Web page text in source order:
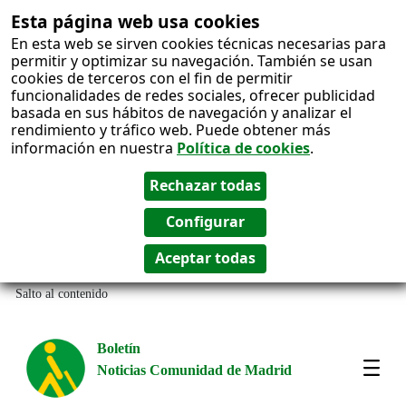
Esta página web usa cookies
En esta web se sirven cookies técnicas necesarias para
permitir y optimizar su navegación. También se usan
cookies de terceros con el fin de permitir
funcionalidades de redes sociales, ofrecer publicidad
basada en sus hábitos de navegación y analizar el
rendimiento y tráfico web. Puede obtener más
información en nuestra Política de cookies.
Salto al contenido
Boletín
Noticias Comunidad de Madrid